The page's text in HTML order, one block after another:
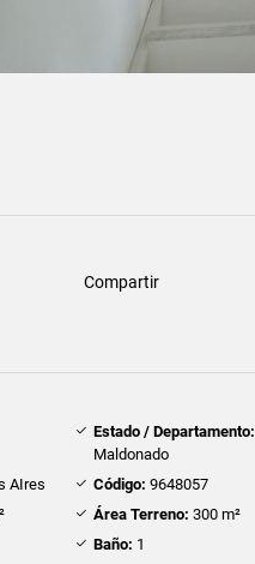
Compartir
Estado / Departamento:
Maldonado
AIres Código: 9648057
Área Terreno: 300 m²
Baño: 1